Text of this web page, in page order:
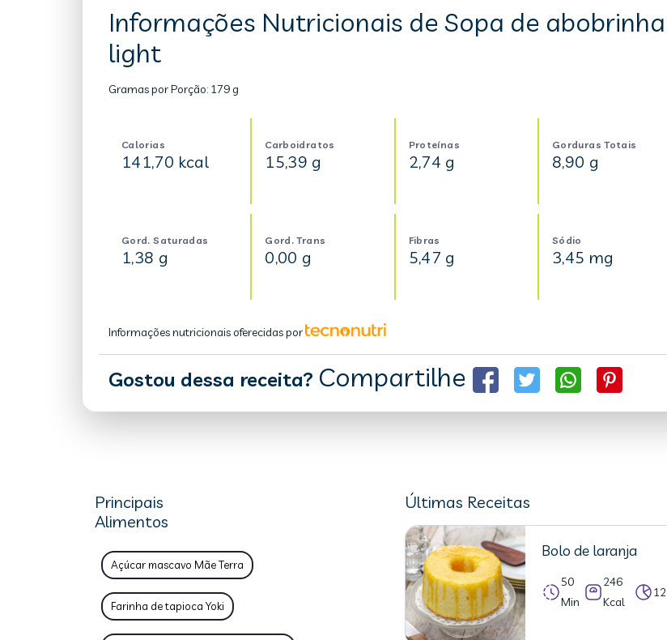
Informações Nutricionais de Sopa de abobrinha
light
Gramas por Porção: 179 g
Calorias
141,70 kcal
Carboidratos
15,39 g
Proteínas
2,74 g
Gorduras Totais
8,90 g
Gord. Saturadas
1,38 g
Gord. Trans
0,00 g
Fibras
5,47 g
Sódio
3,45 mg
Informações nutricionais oferecidas por
Gostou dessa receita? Compartilhe
Principais
Alimentos
Açúcar mascavo Mãe Terra
Farinha de tapioca Yoki
Últimas Receitas
Bolo de laranja
50
Min
246
Kcal
12